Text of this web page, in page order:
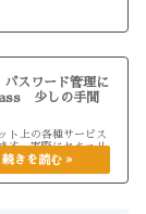
スワード管理に
少しの手間
ト上の各種サービス
す。実際にセキュリ
事もありました。自
ードがスパムメール
・本文に本物のパス